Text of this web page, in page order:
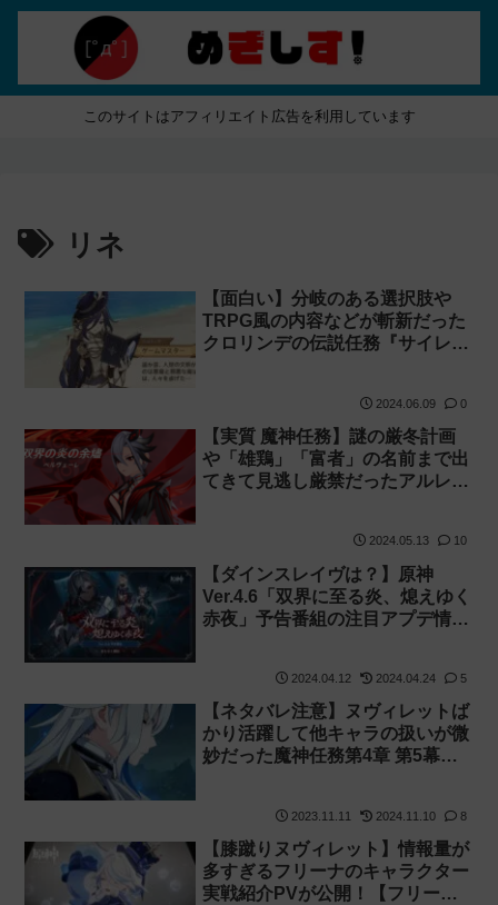
このサイトはアフィリエイト広告を利用しています
リネ
【面白い】分岐のある選択肢や
TRPG風の内容などが斬新だった
クロリンデの伝説任務『サイレン
2024.06.09 0
【実質 魔神任務】謎の厳冬計画
や「雄鶏」「富者」の名前まで出
てきて見逃し厳禁だったアルレッ
2024.05.13 10
【ダインスレイヴは？】原神
Ver.4.6「双界に至る炎、熄えゆく
赤夜」予告番組の注目アプデ情報
2024.04.12 2024.04.24 5
【ネタバレ注意】ヌヴィレットば
かり活躍して他キャラの扱いが微
妙だった魔神任務第4章 第5幕
2023.11.11 2024.11.10 8
【膝蹴りヌヴィレット】情報量が
多すぎるフリーナのキャラクター
実戦紹介PVが公開！【フリーナ